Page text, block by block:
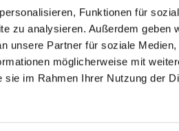
Funktionen für
zu analysieren. Außerdem geben
unsere Partner für soziale Medien,
möglicherweise mit
im Rahmen Ihrer Nutzung der
zum Schutz vor
sexualisierter Gewalt